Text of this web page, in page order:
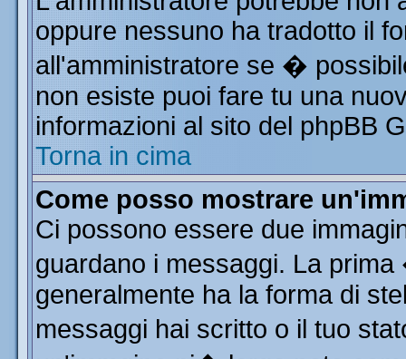
oppure nessuno ha tradotto il
all'amministratore se �
non esiste puoi fare tu una
informazioni al sito del phpBB
Torna in cima
Come posso mostrare
Ci possono essere due
guardano i messaggi. La
generalmente ha la forma di
messaggi hai scritto o il tuo